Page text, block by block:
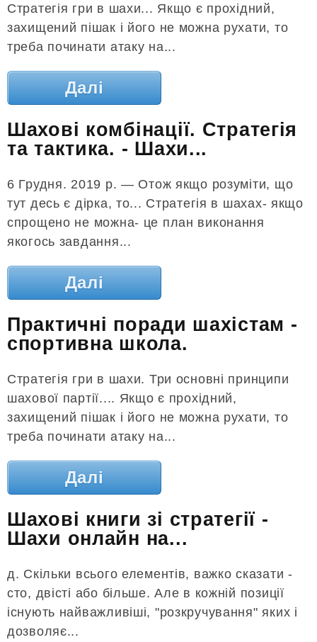
Стратегія гри в шахи... Якщо є прохідний,
захищений пішак і його не можна рухати, то
треба починати атаку на...
Далі
Шахові комбінації. Стратегія
та тактика. - Шахи...
6 Грудня. 2019 р. — Отож якщо розуміти, що
тут десь є дірка, то... Стратегія в шахах- якщо
спрощено не можна- це план виконання
якогось завдання...
Далі
Практичні поради шахістам -
спортивна школа.
Стратегія гри в шахи. Три основні принципи
шахової партії.... Якщо є прохідний,
захищений пішак і його не можна рухати, то
треба починати атаку на...
Далі
Шахові книги зі стратегії -
Шахи онлайн на...
д. Скільки всього елементів, важко сказати -
сто, двісті або більше. Але в кожній позиції
існують найважливіші, "розкручування" яких і
дозволяє...